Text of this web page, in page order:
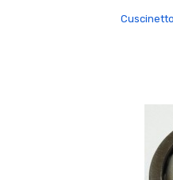
Cuscinetto